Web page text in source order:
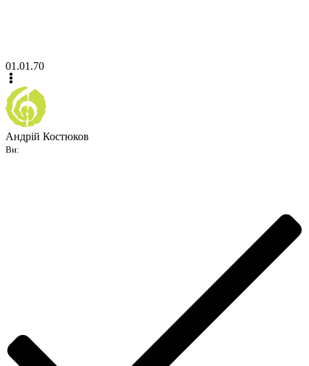
01.01.70
Андрій Костюков
Ви: